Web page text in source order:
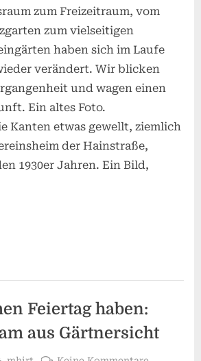
zum Freizeitraum, vom
zum vielseitigen
haben sich im Laufe
verändert. Wir blicken
und wagen einen
Ein altes Foto.
Kanten etwas gewellt, ziemlich
der Hainstraße,
1930er Jahren. Ein Bild,
Feiertag haben:
aus Gärtnersicht